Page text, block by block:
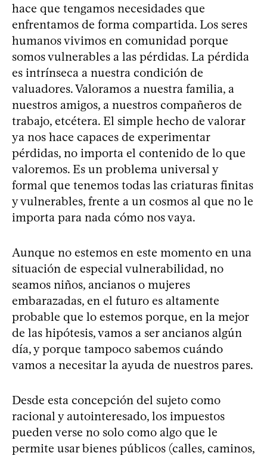
hace que tengamos necesidades que
enfrentamos de forma compartida. Los seres
humanos vivimos en comunidad porque
somos vulnerables a las pérdidas. La pérdida
es intrínseca a nuestra condición de
valuadores. Valoramos a nuestra familia, a
nuestros amigos, a nuestros compañeros de
trabajo, etcétera. El simple hecho de valorar
ya nos hace capaces de experimentar
pérdidas, no importa el contenido de lo que
valoremos. Es un problema universal y
formal que tenemos todas las criaturas finitas
y vulnerables, frente a un cosmos al que no le
importa para nada cómo nos vaya.
Aunque no estemos en este momento en una
situación de especial vulnerabilidad, no
seamos niños, ancianos o mujeres
embarazadas, en el futuro es altamente
probable que lo estemos porque, en la mejor
de las hipótesis, vamos a ser ancianos algún
día, y porque tampoco sabemos cuándo
vamos a necesitar la ayuda de nuestros pares.
Desde esta concepción del sujeto como
racional y autointeresado, los impuestos
pueden verse no solo como algo que le
permite usar bienes públicos (calles, caminos,